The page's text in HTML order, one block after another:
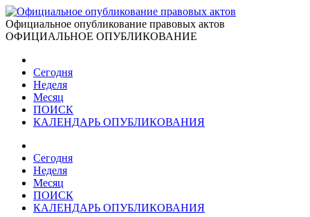
Официальное опубликование правовых актов
ОФИЦИАЛЬНОЕ ОПУБЛИКОВАНИЕ
Сегодня
Неделя
Месяц
ПОИСК
КАЛЕНДАРЬ ОПУБЛИКОВАНИЯ
Сегодня
Неделя
Месяц
ПОИСК
КАЛЕНДАРЬ ОПУБЛИКОВАНИЯ